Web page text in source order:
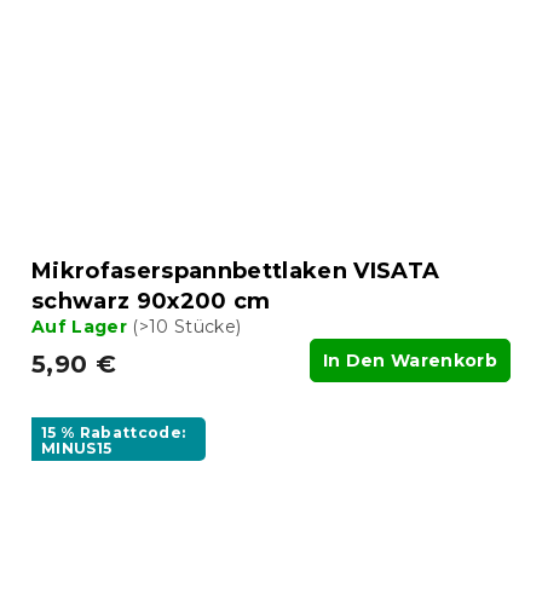
Mikrofaserspannbettlaken VISATA
schwarz 90x200 cm
Auf Lager (>10 Stücke)
5,90 € In Den Warenkorb
15 % Rabattcode:
MINUS15